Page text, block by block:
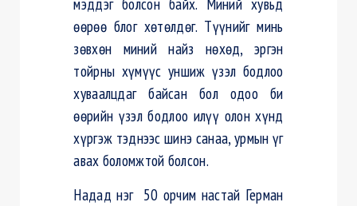
өөрөө блог хөтөлдөг. Түүнийг минь
зөвхөн миний найз нөхөд, эргэн
тойрны хүмүүс уншиж үзэл бодлоо
хуваалцдаг байсан бол одоо би
өөрийн үзэл бодлоо илүү олон хүнд
хүргэж тэднээс шинэ санаа, урмын үг
авах боломжтой болсон.
Надад нэг 50 орчим настай Герман